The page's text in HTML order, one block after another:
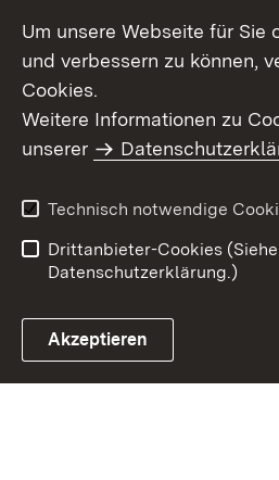
Benutzungshinweise
Um unsere Webseite für Sie
und verbessern zu können,
Cookies.
Weitere Informationen zu
unserer
Technisch notwendige
Drittanbieter-Cookies (Siehe
Datenschutzerklärung.)
Akzeptieren